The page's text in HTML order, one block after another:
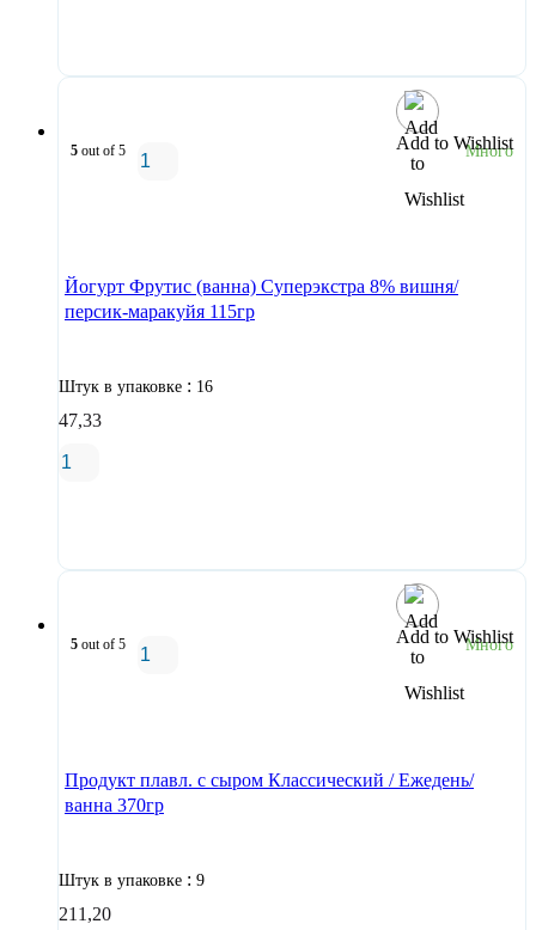
Add to Wishlist
5 out of 5 Много
Йогурт Фрутис (ванна) Суперэкстра 8% вишня/
персик-маракуйя 115гр
Штук в упаковке : 16
47,33
Add to Wishlist
5 out of 5 Много
Продукт плавл. с сыром Классический / Ежедень/
ванна 370гр
Штук в упаковке : 9
211,20